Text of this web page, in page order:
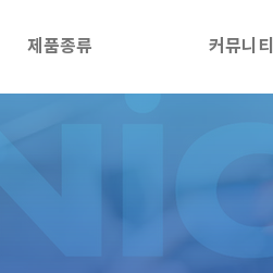
제품종류 커뮤니티